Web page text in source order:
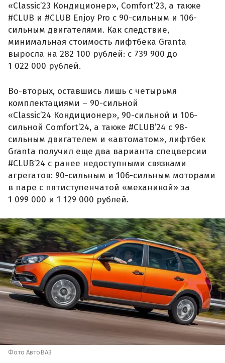
«Classic’23 Кондиционер», Comfort’23, а также
#CLUB и #CLUB Enjoy Pro с 90-сильным и 106-
сильным двигателями. Как следствие,
минимальная стоимость лифтбека Granta
выросла на 282 100 рублей: с 739 900 до
1 022 000 рублей.
Во-вторых, оставшись лишь с четырьмя
комплектациями – 90-сильной
«Classic’24 Кондиционер», 90-сильной и 106-
сильной Comfort’24, а также #CLUB’24 с 98-
сильным двигателем и «автоматом», лифтбек
Granta получил еще два варианта спецверсии
#CLUB’24 с ранее недоступными связками
агрегатов: 90-сильным и 106-сильным моторами
в паре с пятиступенчатой «механикой» за
1 099 000 и 1 129 000 рублей.
Фото АвтоВАЗ